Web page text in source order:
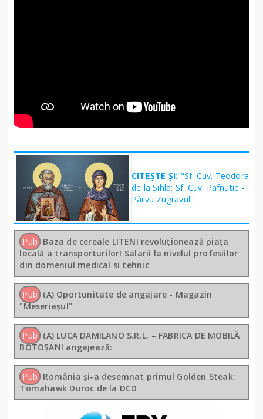
CITEȘTE ȘI: "Sf. Cuv. Teodora
de la Sihla; Sf. Cuv. Pafnutie -
Pârvu Zugravul"
Pub Baza de cereale LITENI revoluționează piața
locală a transporturilor! Salarii la nivelul profesiilor
din domeniul medical si tehnic
Pub (A) Oportunitate de angajare - Magazin
"Meseriașul"
Pub (A) LUCA DAMILANO S.R.L. – FABRICA DE MOBILĂ
BOTOȘANI angajează:
Pub România și-a desemnat primul Golden Steak:
Tomahawk Duroc de la DCD